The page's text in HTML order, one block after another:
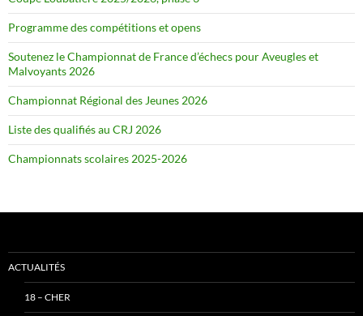
Programme des compétitions et opens
Soutenez le Championnat de France d’échecs pour Aveugles et
Malvoyants 2026
Championnat Régional des Jeunes 2026
Liste des qualifiés au CRJ 2026
Championnats scolaires 2025-2026
ACTUALITÉS
18 – CHER